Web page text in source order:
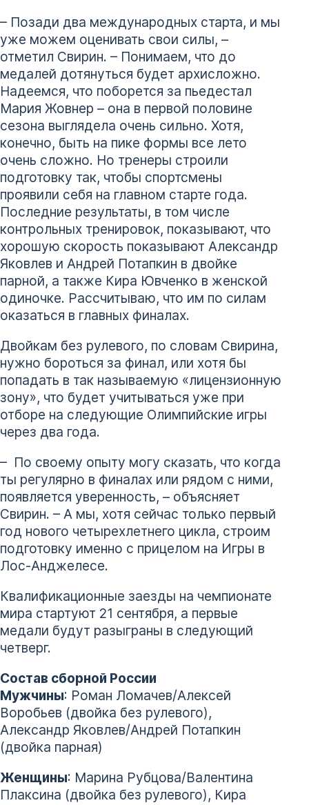
– Позади два международных старта, и мы
уже можем оценивать свои силы, –
отметил Свирин. – Понимаем, что до
медалей дотянуться будет архисложно.
Надеемся, что поборется за пьедестал
Мария Жовнер – она в первой половине
сезона выглядела очень сильно. Хотя,
конечно, быть на пике формы все лето
очень сложно. Но тренеры строили
подготовку так, чтобы спортсмены
проявили себя на главном старте года.
Последние результаты, в том числе
контрольных тренировок, показывают, что
хорошую скорость показывают Александр
Яковлев и Андрей Потапкин в двойке
парной, а также Кира Ювченко в женской
одиночке. Рассчитываю, что им по силам
оказаться в главных финалах.
Двойкам без рулевого, по словам Свирина,
нужно бороться за финал, или хотя бы
попадать в так называемую «лицензионную
зону», что будет учитываться уже при
отборе на следующие Олимпийские игры
через два года.
– По своему опыту могу сказать, что когда
ты регулярно в финалах или рядом с ними,
появляется уверенность, – объясняет
Свирин. – А мы, хотя сейчас только первый
год нового четырехлетнего цикла, строим
подготовку именно с прицелом на Игры в
Лос-Анджелесе.
Квалификационные заезды на чемпионате
мира стартуют 21 сентября, а первые
медали будут разыграны в следующий
четверг.
Состав сборной России
Мужчины: Роман Ломачев/Алексей
Воробьев (двойка без рулевого),
Александр Яковлев/Андрей Потапкин
(двойка парная)
Женщины: Марина Рубцова/Валентина
Плаксина (двойка без рулевого), Кира